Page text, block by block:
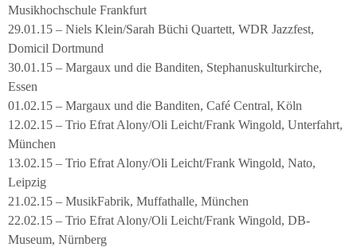
Musikhochschule Frankfurt
29.01.15 – Niels Klein/Sarah Büchi Quartett, WDR Jazzfest,
Domicil Dortmund
30.01.15 – Margaux und die Banditen, Stephanuskulturkirche,
Essen
01.02.15 – Margaux und die Banditen, Café Central, Köln
12.02.15 – Trio Efrat Alony/Oli Leicht/Frank Wingold, Unterfahrt,
München
13.02.15 – Trio Efrat Alony/Oli Leicht/Frank Wingold, Nato,
Leipzig
21.02.15 – MusikFabrik, Muffathalle, München
22.02.15 – Trio Efrat Alony/Oli Leicht/Frank Wingold, DB-
Museum, Nürnberg